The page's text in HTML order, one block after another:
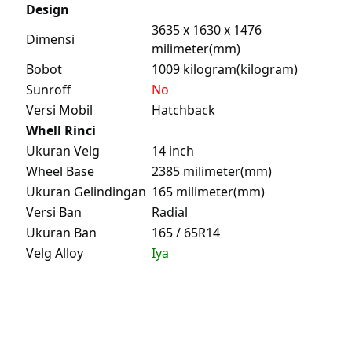
Design
Dimensi
3635 x 1630 x 1476
milimeter(mm)
Bobot
1009 kilogram(kilogram)
Sunroff
No
Versi Mobil
Hatchback
Whell Rinci
Ukuran Velg
14 inch
Wheel Base
2385 milimeter(mm)
Ukuran Gelindingan 165 milimeter(mm)
Versi Ban
Radial
Ukuran Ban
165 / 65R14
Velg Alloy
Iya